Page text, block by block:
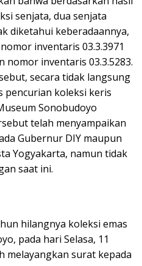
senjata, dua senjata
diketahui keberadaannya,
inventaris 03.3.3971
nomor inventaris 03.3.5283.
secara tidak langsung
pencurian koleksi keris
Sonobudoyo
telah menyampaikan
Gubernur DIY maupun
Yogyakarta, namun tidak
saat ini.
hilangnya koleksi emas
pada hari Selasa, 11
melayangkan surat kepada